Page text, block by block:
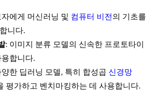
자에게 머신러닝 및 컴퓨터 비전 의 기초를
니다.
: 이미지 분류 모델의 신속한 프로토타이
합니다.
양한 딥러닝 모델, 특히 합성곱 신경망
평가하고 벤치마킹하는 데 사용합니다.